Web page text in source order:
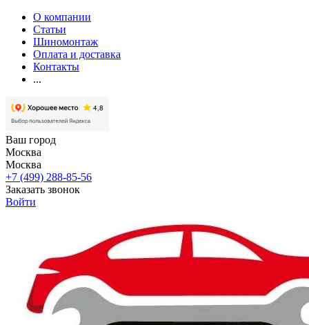
О компании
Статьи
Шиномонтаж
Оплата и доставка
Контакты
...
Ваш город
Москва
Москва
+7 (499) 288-85-56
Заказать звонок
Войти